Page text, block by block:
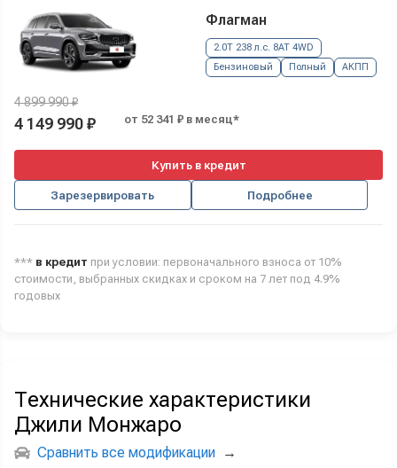
Флагман
2.0T 238 л.с. 8AT 4WD
Бензиновый
Полный АКПП
4 899 990 ₽
4 149 990 ₽ от 52 341 ₽ в месяц*
Купить в кредит
Зарезервировать Подробнее
*** в кредит при условии: первоначального взноса от 10%
стоимости, выбранных скидках и сроком на 7 лет под 4.9%
годовых
Технические характеристики
Джили Монжаро
Сравнить все модификации →